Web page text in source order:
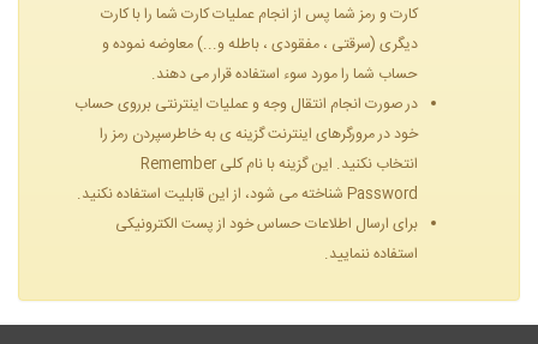
كارت و رمز شما پس از انجام عملیات كارت شما را با كارت
دیگری (سرقتی ، مفقودی ، باطله و...) معاوضه نموده و
حساب شما را مورد سوء استفاده قرار می دهند.
در صورت انجام انتقال وجه و عملیات اینترنتی برروی حساب
خود در مرورگرهای اینترنت گزینه ی به خاطرسپردن رمز را
انتخاب نكنید. این گزینه با نام كلی Remember
Password شناخته می شود، از این قابلیت استفاده نكنید.
برای ارسال اطلاعات حساس خود از پست الكترونیكی
استفاده ننمایید.